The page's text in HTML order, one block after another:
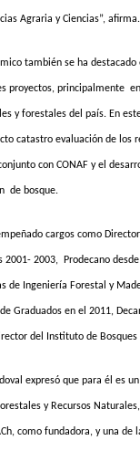
Agraria y Ciencias”, afirma.
también se ha
proyectos, principalmente
y forestales del país. En
catastro evaluación de los
con CONAF y el
de bosque.
cargos como
2001- 2003, Prodecano
de Ingeniería Forestal y
Graduados en el 2011,
del Instituto de Bosques
expresó que para él es
y Recursos
como fundadora, y una de